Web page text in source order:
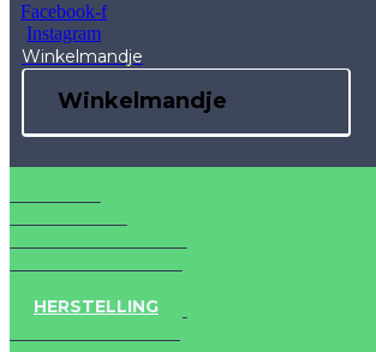
Facebook-f
Instagram
Winkelmandje
Winkelmandje
HERSTELLING